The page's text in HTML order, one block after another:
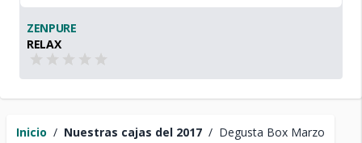
Inicio / Nuestras cajas del 2017 / Degusta Box Marzo
ZENPURE
RELAX